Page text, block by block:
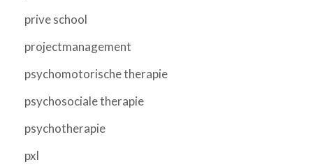
prive school
projectmanagement
psychomotorische therapie
psychosociale therapie
psychotherapie
pxl